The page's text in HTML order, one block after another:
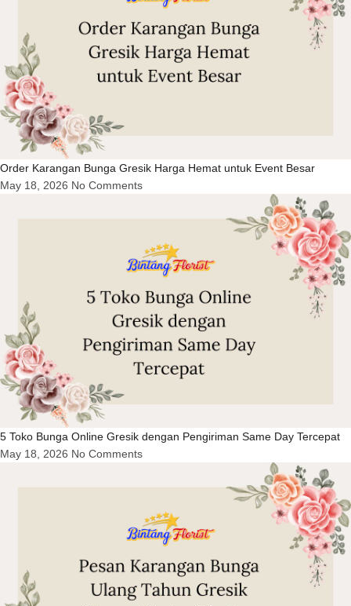
Order Karangan Bunga Gresik Harga Hemat untuk Event Besar
May 18, 2026 No Comments
5 Toko Bunga Online Gresik dengan Pengiriman Same Day Tercepat
May 18, 2026 No Comments